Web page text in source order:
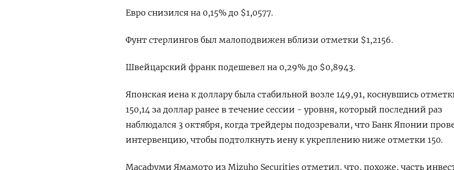
Евро снизился на 0,15% до $1,0577​.
Фунт стерлингов был малоподвижен вблизи отметки $1,2156​.
Швейцарский франк подешевел на 0,29% до $0,8943​.
Японская иена к доллару была стабильной возле 149,91, коснувшись
150,14 за доллар ранее в течение сессии - уровня, который последний раз
наблюдался 3 октября, когда трейдеры подозревали, что Банк Японии
интервенцию, чтобы подтолкнуть иену к укреплению ниже отметки 150.
Масафуми Ямамото из Mizuho Securities отметил, что, похоже, часть